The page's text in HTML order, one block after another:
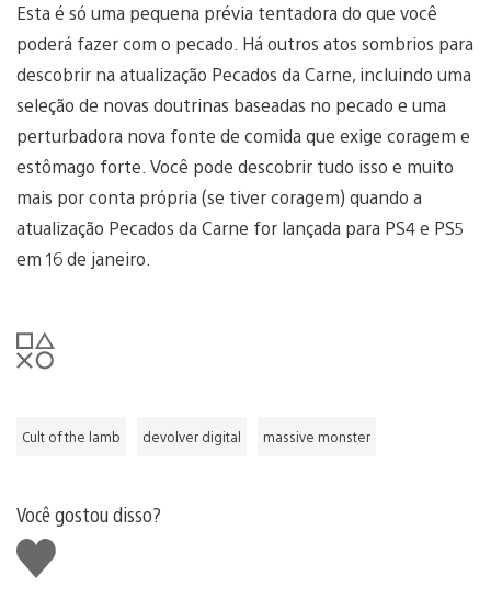
Esta é só uma pequena prévia tentadora do que você
poderá fazer com o pecado. Há outros atos sombrios para
descobrir na atualização Pecados da Carne, incluindo uma
seleção de novas doutrinas baseadas no pecado e uma
perturbadora nova fonte de comida que exige coragem e
estômago forte. Você pode descobrir tudo isso e muito
mais por conta própria (se tiver coragem) quando a
atualização Pecados da Carne for lançada para PS4 e PS5
em 16 de janeiro.
Cult of the lamb devolver digital massive monster
Você gostou disso?
Curtir